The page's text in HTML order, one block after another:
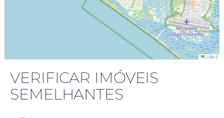
Leaflet |
VERIFICAR IMÓVEIS
SEMELHANTES